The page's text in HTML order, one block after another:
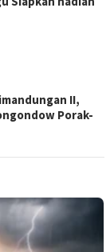
II,
Porak-